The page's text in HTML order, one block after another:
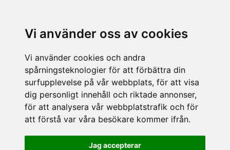
Vi använder oss av cookies
Vi använder cookies och andra
spårningsteknologier för att förbättra din
surfupplevelse på vår webbplats, för att visa
dig personligt innehåll och riktade annonser,
för att analysera vår webbplatstrafik och för
att förstå var våra besökare kommer ifrån.
Jag accepterar